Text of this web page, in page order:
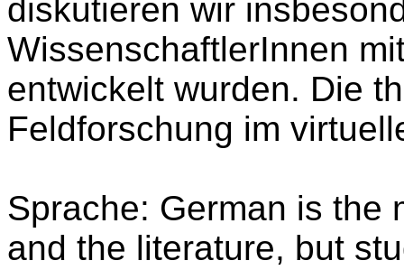
diskutieren wir
WissenschaftlerInnen
entwickelt wurden. Die
Feldforschung im
Sprache: German is the
and the literature, but